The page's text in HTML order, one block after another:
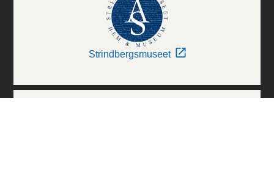
Strindbergsmuseet